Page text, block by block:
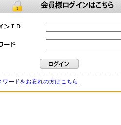
ワードをお忘れの方はこちら